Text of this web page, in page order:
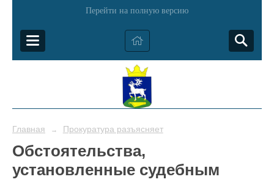
Перейти на полную версию
Главная → Прокуратура разъясняет
Обстоятельства,
установленные судебным